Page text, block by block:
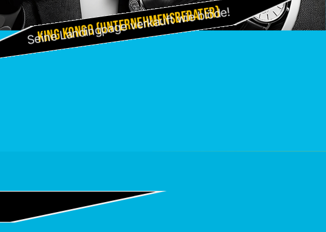
King Kongo (Unternehmensberater)
Seine Landingpage verkauft wie blöde!